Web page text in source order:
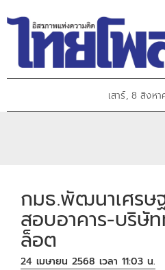
เสาร์, 8 สิงห
กมธ.พัฒนาเศรษ
สอบอาคาร-บริษั
ล็อต
24 เมษายน 2568 เวลา 11:03 น.